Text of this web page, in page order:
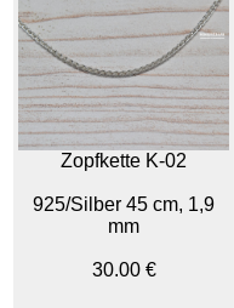
Zopfkette K-02
925/Silber 45 cm, 1,9
mm
30.00 €